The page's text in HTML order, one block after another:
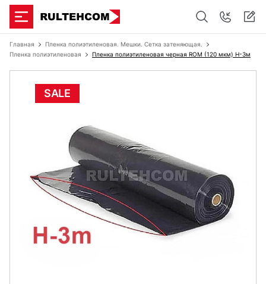
Главная
Пленка полиэтиленовая. Мешки. Сетка затеняющая.
Пленка полиэтиленовая
Пленка полиэтиленовая черная ROM (120 мкм) Н-3м
SALE